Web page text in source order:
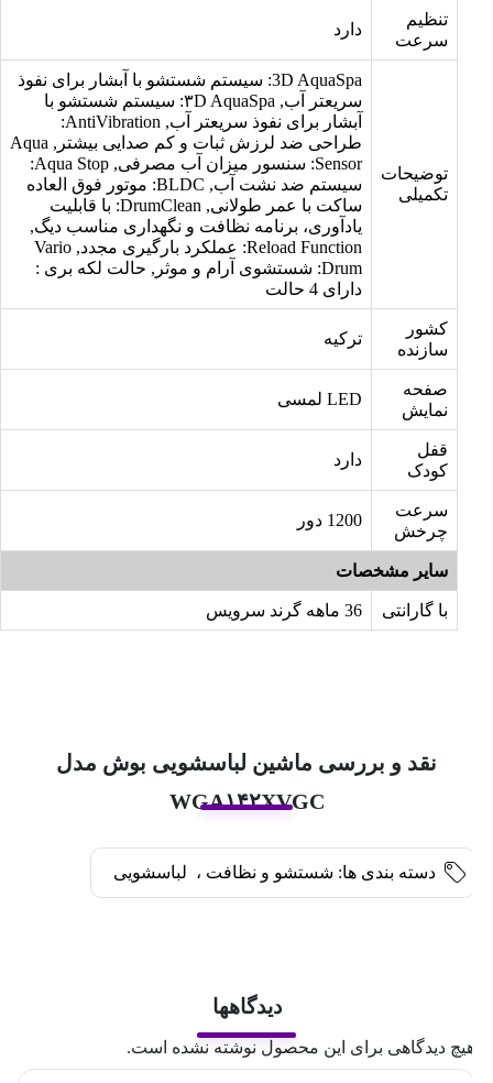
تنظیم
سرعت
دارد
توضیحات
تکمیلی
3D AquaSpa: سیستم شستشو با آبشار برای نفوذ
سریعتر آب, ۳D AquaSpa: سیستم شستشو با
آبشار برای نفوذ سریعتر آب, AntiVibration:
طراحی ضد لرزش ثبات و کم صدایی بیشتر, Aqua
Sensor: سنسور میزان آب مصرفی, Aqua Stop:
سیستم ضد نشت آب, BLDC: موتور فوق العاده
ساکت با عمر طولانی, DrumClean: با قابلیت
یادآوری، برنامه نظافت و نگهداری مناسب دیگ,
Reload Function: عملکرد بارگیری مجدد, Vario
Drum: شستشوی آرام و موثر, حالت لکه بری :
دارای 4 حالت
کشور
سازنده
ترکیه
صفحه
نمایش
LED لمسی
قفل
کودک
دارد
سرعت
چرخش
1200 دور
سایر مشخصات
با گارانتی
نقد و بررسی ماشین لباسشویی بوش مدل
WGA۱۴۲XVGC
دسته بندی ها: شستشو و نظافت ، لباسشویی
دیدگاهها
دیدگاهی برای این محصول نوشته نشده است.